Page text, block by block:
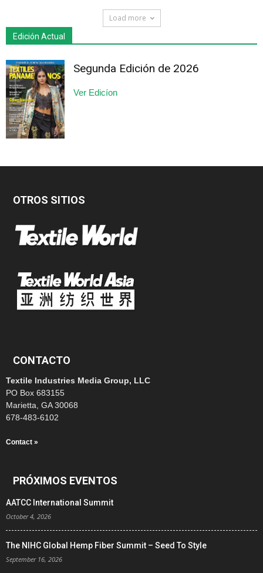
Load more
Edición Actual
Segunda Edición de 2026
Ver Edicíon
OTROS SITIOS
CONTACTO
Textile Industries Media Group, LLC
PO Box 683155
Marietta, GA 30068
678-483-6102
Contact »
PRÓXIMOS EVENTOS
AATCC International Summit
October 4, 2026
The NIHC Global Hemp Fiber Summit – Seed To Style
September 16, 2026